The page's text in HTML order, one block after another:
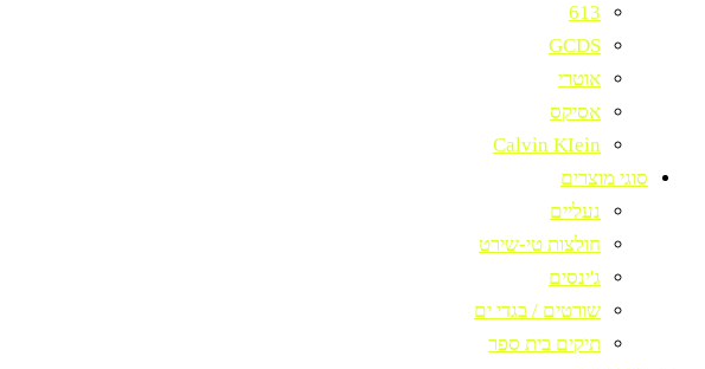
613
GCDS
אוטרי
אסיקס
Calvin KIein
סוגי מוצרים
נעליים
חולצות טי-שירט
ג'ינסים
שורטים / בגדי ים
תיקים בית ספר